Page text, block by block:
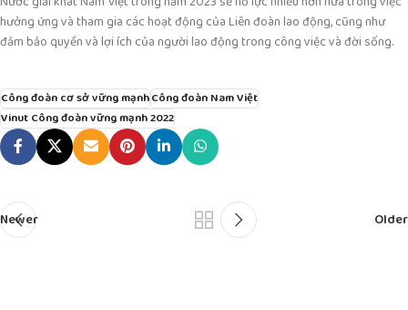
hưởng ứng và tham gia các hoạt động của Liên đoàn lao động, cũng như
đảm bảo quyền và lợi ích của người lao động trong công việc và đời sống.
Công đoàn cơ sở vững mạnhCông đoàn Nam Việt
Vinut Công đoàn vững mạnh 2022
Newer Older